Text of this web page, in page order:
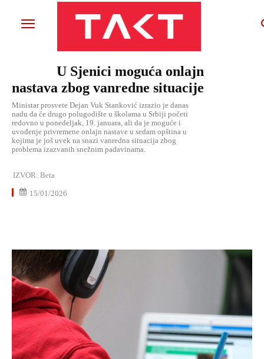
U Sjenici moguća onlajn
nastava zbog vanredne situacije
Ministar prosvete Dejan Vuk Stanković izrazio je danas
nadu da će drugo polugodište u školama u Srbiji početi
redovno u ponedeljak, 19. januara, ali da je moguće i
uvođenje privremene onlajn nastave u sedam opština u
kojima je još uvek na snazi vanredna situacija zbog
problema izazvanih snežnim padavinama.
IZVOR: Beta
15/01/2026